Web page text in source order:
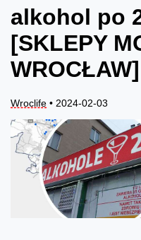
alkohol po
[SKLEPY
WROCŁAW]
Wroclife • 2024-02-03